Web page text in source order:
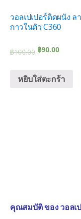
วอลเปเปอร์ติดผนัง ล
กาวในตัว C360
฿100.00 ฿90.00
หยิบใส่ตะกร้า
คุณสมบัติ ของ วอลเ